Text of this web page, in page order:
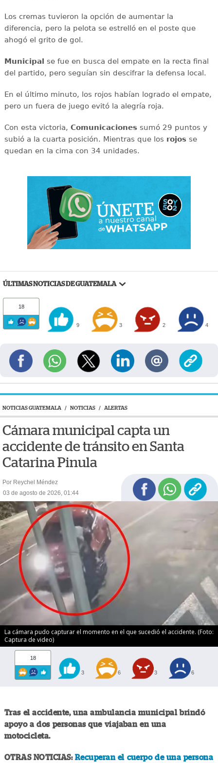
Los cremas tuvieron la opción de aumentar la
diferencia, pero la pelota se estrelló en el poste que
ahogó el grito de gol.
Municipal se fue en busca del empate en la recta final
del partido, pero seguían sin descifrar la defensa local.
En el último minuto, los rojos habían logrado el empate,
pero un fuera de juego evitó la alegría roja.
Con esta victoria, Comunicacionessumó 29 puntos y
subió a la cuarta posición. Mientras que los rojosse
quedan en la cima con 34 unidades.
ÚLTIMAS NOTICIAS DE GUATEMALA
18
9 3 2 4
NOTICIAS GUATEMALA / NOTICIAS / ALERTAS
Cámara municipal capta un
accidente de tránsito en Santa
Catarina Pinula
Por Reychel Méndez
03 de agosto de 2026, 01:44
La cámara pudo capturar el momento en el que sucedió el accidente. (Foto:
Captura de video)
18
3 6 3 6
Tras el accidente, una ambulancia municipal brindó
apoyo a dos personas que viajaban en una
motocicleta.
OTRAS NOTICIAS: Recuperan el cuerpo de una persona